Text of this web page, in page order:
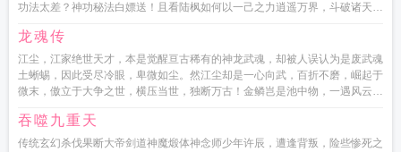
功法太差？神功秘法白嫖送！且看陆枫如何以一己之力逍遥万界，斗破诸天，
龙魂传
江尘，江家绝世天才，本是觉醒亘古稀有的神龙武魂，却被人误认为是废武魂
土蜥蜴，因此受尽冷眼，卑微如尘。然江尘却是一心向武，百折不磨，崛起于
微末，傲立于大争之世，横压当世，独断万古！金鳞岂是池中物，一遇风云便
吞噬九重天
传统玄幻杀伐果断大帝剑道神魔煅体神念师少年许辰，遭逢背叛，险些惨死之